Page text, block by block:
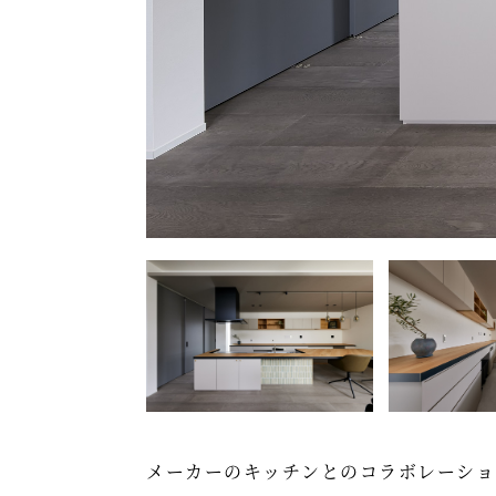
メーカーのキッチンとのコラボレーシ